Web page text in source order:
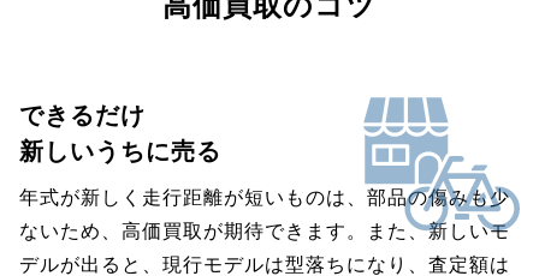
できるだけ
新しいうちに売る
年式が新しく走行距離が短いものは、部品の傷みも少
ないため、高価買取が期待できます。また、新しいモ
デルが出ると、現行モデルは型落ちになり、査定額は